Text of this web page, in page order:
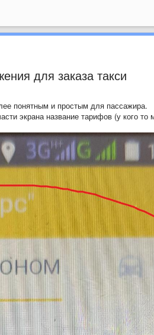
для заказа такси
понятным и простым для пассажира.
экрана название тарифов (у кого